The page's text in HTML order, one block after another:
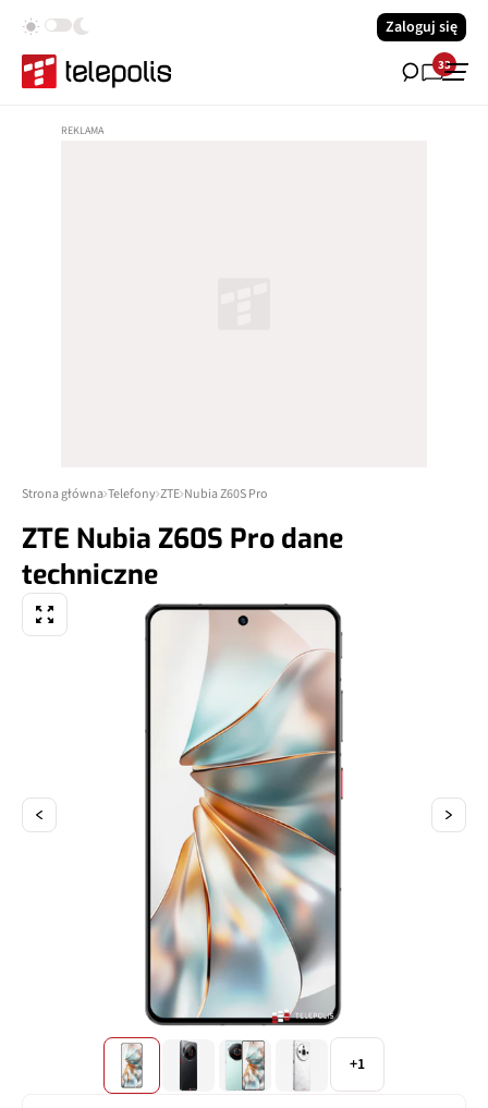
Zaloguj się
33
Strona główna Telefony ZTE Nubia Z60S Pro
ZTE Nubia Z60S Pro dane
techniczne
+1